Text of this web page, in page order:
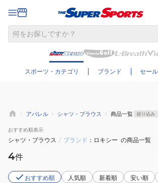
スポーツ・カテゴリ ブランド セール
さらに絞り込む
アパレル シャツ・ブラウス 商品一覧 絞り込み
おすすめ順表示
シャツ・ブラウス / ブランド ロキシー の商品一覧
4件
おすすめ順 人気順 新着順 安い順